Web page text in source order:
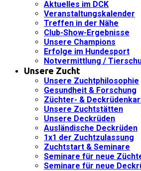
Aktuelles im DCK
Veranstaltungskalender
Treffen in der Nähe
Club-Show-Ergebnisse
Unsere Champions
Erfolge im Hundesport
Notvermittlung /
Unsere Zucht
Unsere Zuchtphilosophie
Gesundheit & Forschung
Züchter- &
Unsere Zuchtstätten
Unsere Deckrüden
Ausländische Deckrüden
1x1 der Zuchtzulassung
Zuchtstart & Seminare
Seminare für neue
Seminare für neue